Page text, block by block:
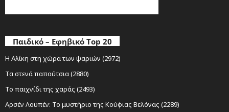
Παιδικό – Εφηβικό Top 20
Η Αλίκη στη χώρα των ψαριών (2972)
Τα στενά παπούτσια (2880)
Το παιχνίδι της χαράς (2493)
Αρσέν Λουπέν: Το μυστήριο της Κούφιας Βελόνας (2289)